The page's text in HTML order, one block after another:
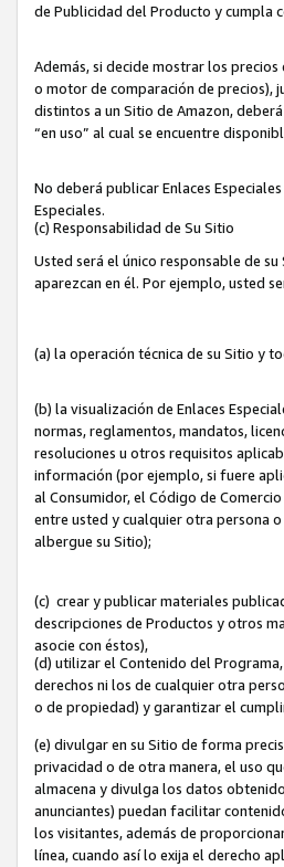
de Publicidad del Producto y cumpla
Además, si decide mostrar los
o motor de comparación de precios),
distintos a un Sitio de Amazon,
“en uso” al cual se encuentre
No deberá publicar Enlaces
Especiales.
(c) Responsabilidad de Su Sitio
Usted será el único responsable de
aparezcan en él. Por ejemplo, usted
(a) la operación técnica de su Sitio y
(b) la visualización de Enlaces
normas, reglamentos, mandatos,
resoluciones u otros requisitos
información (por ejemplo, si fuere
al Consumidor, el Código de
entre usted y cualquier otra persona
albergue su Sitio);
(c) crear y publicar materiales
descripciones de Productos y otros
asocie con éstos),
(d) utilizar el Contenido del
derechos ni los de cualquier otra
o de propiedad) y garantizar el
(e) divulgar en su Sitio de forma
privacidad o de otra manera, el uso
almacena y divulga los datos
anunciantes) puedan facilitar
los visitantes, además de
línea, cuando así lo exija el derecho